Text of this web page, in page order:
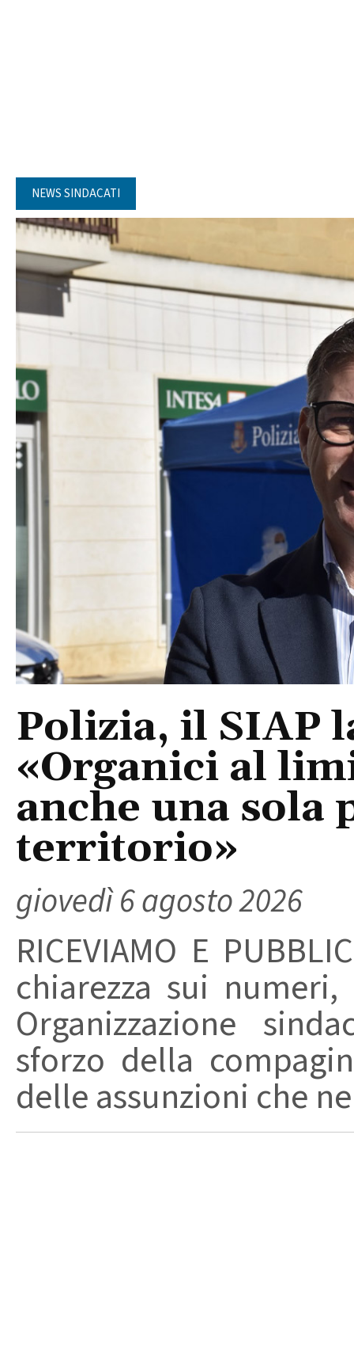
NEWS SINDACATI
Polizia, il SIAP
«Organici al
anche una sola
territorio»
giovedì 6 agosto 2026
RICEVIAMO E
chiarezza sui
Organizzazione
sforzo della
delle assunzioni che